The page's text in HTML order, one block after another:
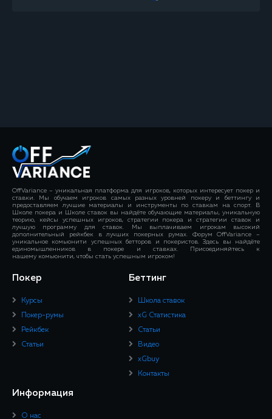
OffVariance – уникальная платформа для игроков, которых интересует покер и
ставки. Мы обучаем игроков самых разных уровней покеру и беттингу и
предоставляем лучшие материалы и инструменты по ставкам на спорт. В
Школе покера и Школе ставок вы найдёте обучающие материалы, уникальную
теорию, кейсы успешных игроков, стратегии покера и стратегии ставок и
лучшую программу для ставок. Мы выплачиваем игрокам высокий
дополнительный рейкбек в лучших покерных румах. Форум OffVariance –
уникальное комьюнити успешных бетторов и покеристов. Здесь вы найдёте
единомышленников в покере и ставках. Присоединяйтесь к
нашему комьюнити, чтобы стать успешным игроком!
Покер
Курсы
Покер-румы
Рейкбек
Статьи
Беттинг
Школа ставок
xG Статистика
Статьи
Видео
xGbuy
Контакты
Информация
О нас